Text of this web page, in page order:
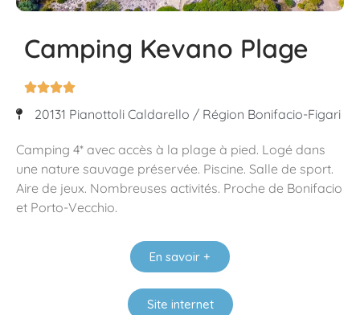
Camping Kevano Plage

20131 Pianottoli Caldarello / Région Bonifacio-Figari
Camping 4* avec accès à la plage à pied. Logé dans
une nature sauvage préservée. Piscine. Salle de sport.
Aire de jeux. Nombreuses activités. Proche de Bonifacio
et Porto-Vecchio.
En savoir +
Site internet